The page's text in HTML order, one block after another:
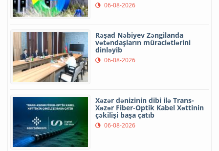
06-08-2026
Rəşad Nəbiyev Zəngilanda
vətəndaşların müraciətlərini
dinləyib
06-08-2026
Xəzər dənizinin dibi ilə Trans-
Xəzər Fiber-Optik Kabel Xəttinin
çəkilişi başa çatıb
06-08-2026